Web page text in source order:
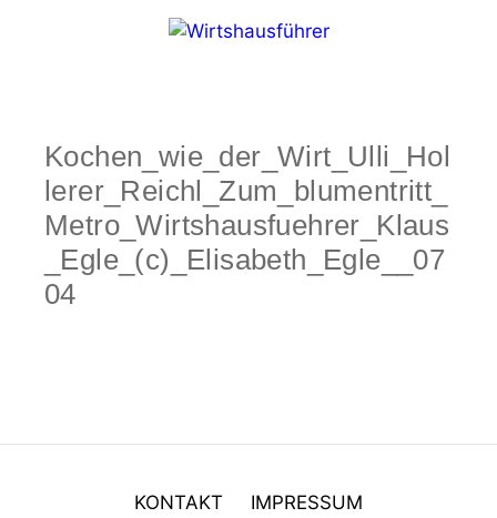
Kochen_wie_der_Wirt_Ulli_Hol
lerer_Reichl_Zum_blumentritt_
Metro_Wirtshausfuehrer_Klaus
_Egle_(c)_Elisabeth_Egle__07
04
KONTAKT
IMPRESSUM